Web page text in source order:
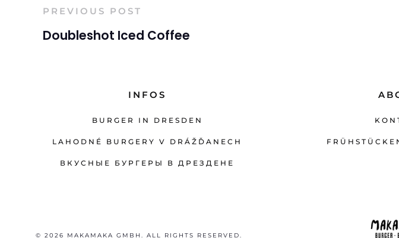
PREVIOUS POST
Doubleshot Iced Coffee
INFOS
BURGER IN DRESDEN
LAHODNÉ BURGERY V DRÁŽĎANECH
ВКУСНЫЕ БУРГЕРЫ В ДРЕЗДЕНЕ
© 2026 MAKAMAKA GMBH. ALL RIGHTS RESERVED.